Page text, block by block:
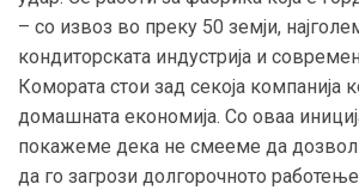
– со извоз во преку 50 земји,
кондиторската индустрија и
Комората стои зад секоја компанија
домашната економија. Со оваа
покажеме дека не смееме да
да го загрози долгорочното